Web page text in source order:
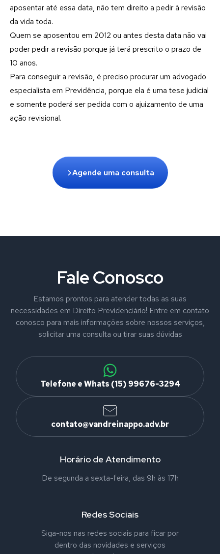
aposentar até essa data, não tem direito a pedir à revisão
da vida toda.
Quem se aposentou em 2012 ou antes desta data não vai
poder pedir a revisão porque já terá prescrito o prazo de
10 anos.
Para conseguir a revisão, é preciso procurar um advogado
especialista em Previdência, porque ela é uma tese judicial
e somente poderá ser pedida com o ajuizamento de uma
ação revisional.
Agende uma consulta
Fale Conosco
Estamos prontos para atender todas as suas
necessidades em Direito Previdenciário! Entre em contato
conosco para mais informações sobre nossos serviços,
solicitar uma consulta ou tirar suas dúvidas
Telefone e Whats (15) 99676-3294
contato@vandreinappo.adv.br
Horário de Atendimento
De segunda a sexta-feira, das 9h às 17h
Redes Sociais
Siga-nos nas redes sociais para ficar por
dentro das novidades e serviços